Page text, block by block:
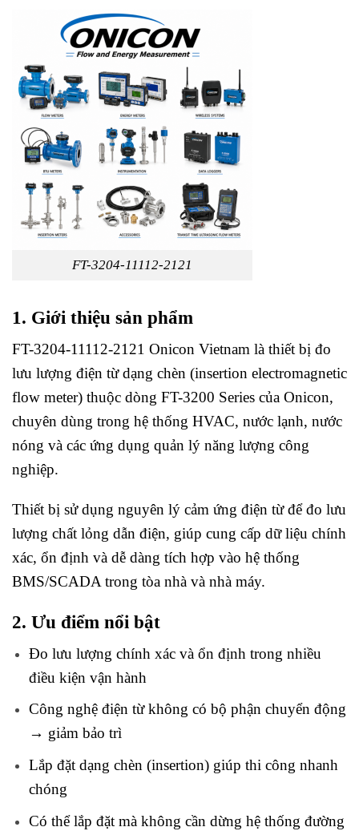
FT-3204-11112-2121
1. Giới thiệu sản phẩm
FT-3204-11112-2121 Onicon Vietnam là thiết bị đo
lưu lượng điện từ dạng chèn (insertion electromagnetic
flow meter) thuộc dòng FT-3200 Series của Onicon,
chuyên dùng trong hệ thống HVAC, nước lạnh, nước
nóng và các ứng dụng quản lý năng lượng công
nghiệp.
Thiết bị sử dụng nguyên lý cảm ứng điện từ để đo lưu
lượng chất lỏng dẫn điện, giúp cung cấp dữ liệu chính
xác, ổn định và dễ dàng tích hợp vào hệ thống
BMS/SCADA trong tòa nhà và nhà máy.
2. Ưu điểm nổi bật
Đo lưu lượng chính xác và ổn định trong nhiều
điều kiện vận hành
Công nghệ điện từ không có bộ phận chuyển động
→ giảm bảo trì
Lắp đặt dạng chèn (insertion) giúp thi công nhanh
chóng
Có thể lắp đặt mà không cần dừng hệ thống đường